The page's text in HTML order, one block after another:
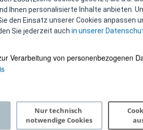
Ihnen personalisierte Inhalte anbieten.
den Einsatz unserer Cookies anpassen
Sie jederzeit auch in unserer
Verarbeitung von personenbezogenen
Nur technisch
notwendige Cookies